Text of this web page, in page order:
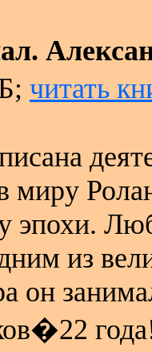
; читать
миру
эпохи.
из
он